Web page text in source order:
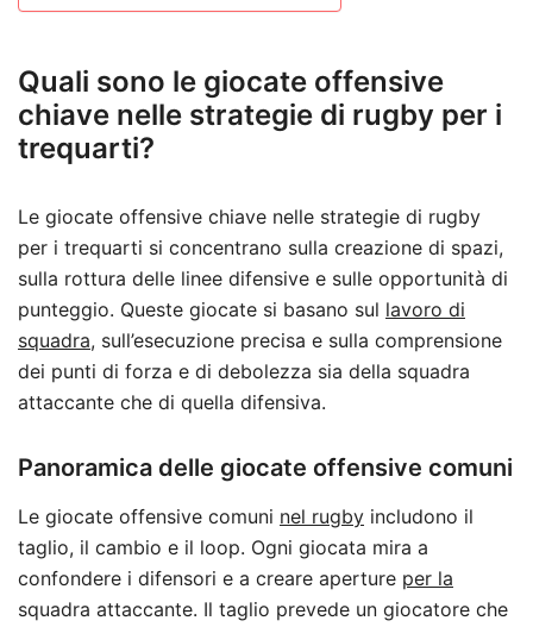
Quali sono le giocate offensive
chiave nelle strategie di rugby per i
trequarti?
Le giocate offensive chiave nelle strategie di rugby
per i trequarti si concentrano sulla creazione di spazi,
sulla rottura delle linee difensive e sulle opportunità di
punteggio. Queste giocate si basano sul lavoro di
squadra, sull’esecuzione precisa e sulla comprensione
dei punti di forza e di debolezza sia della squadra
attaccante che di quella difensiva.
Panoramica delle giocate offensive comuni
Le giocate offensive comuni nel rugby includono il
taglio, il cambio e il loop. Ogni giocata mira a
confondere i difensori e a creare aperture per la
squadra attaccante. Il taglio prevede un giocatore che